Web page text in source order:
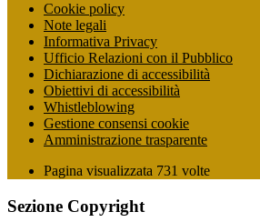
Cookie policy
Note legali
Informativa Privacy
Ufficio Relazioni con il Pubblico
Dichiarazione di accessibilità
Obiettivi di accessibilità
Whistleblowing
Gestione consensi cookie
Amministrazione trasparente
Pagina visualizzata 731 volte
Sezione Copyright